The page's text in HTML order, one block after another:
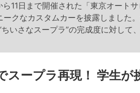
11日まで開催された「東京オート
ークなカスタムカーを披露しました
いさなスープラ”の完成度に対して
スープラ再現！ 学生